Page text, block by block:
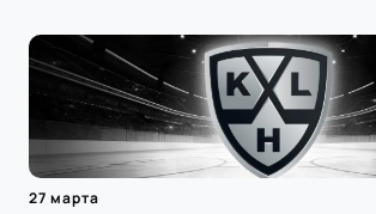
27 марта